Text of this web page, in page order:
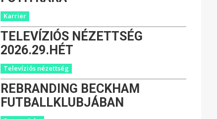
Karrier
TELEVÍZIÓS NÉZETTSÉG
2026.29.HÉT
Televíziós nézettség
REBRANDING BECKHAM
FUTBALLKLUBJÁBAN